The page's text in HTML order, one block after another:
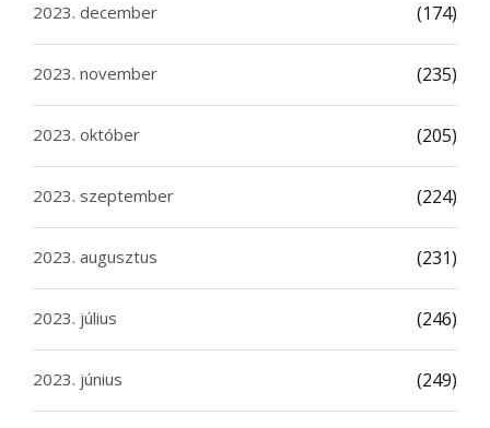
2023. december (174)
2023. november (235)
2023. október (205)
2023. szeptember (224)
2023. augusztus (231)
2023. július (246)
2023. június (249)